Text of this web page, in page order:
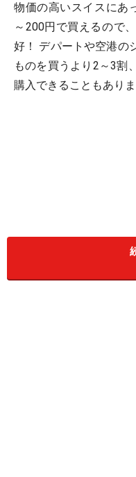
物価の高いスイスにあ
～200円で買えるので
好！ デパートや空港の
ものを買うより2～3割
購入できることもありま